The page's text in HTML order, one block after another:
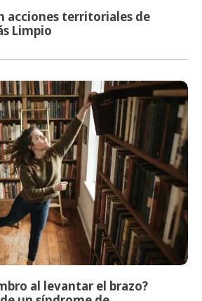
acciones territoriales de
Limpio
al levantar el brazo?